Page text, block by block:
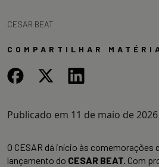
CESAR BEAT
COMPARTILHAR
Publicado em 11 de maio de 2026
O CESAR dá início às comemorações
lançamento do CESAR BEAT. Com